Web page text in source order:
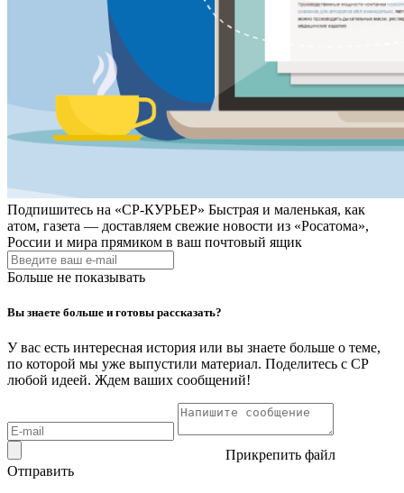
Подпишитесь на «СР-КУРЬЕР» Быстрая и маленькая, как
атом, газета — доставляем свежие новости из «Росатома»,
России и мира прямиком в ваш почтовый ящик
Больше не показывать
Вы знаете больше и готовы рассказать?
У вас есть интересная история или вы знаете больше о теме,
по которой мы уже выпустили материал. Поделитесь с СР
любой идеей. Ждем ваших сообщений!
Прикрепить файл
Отправить